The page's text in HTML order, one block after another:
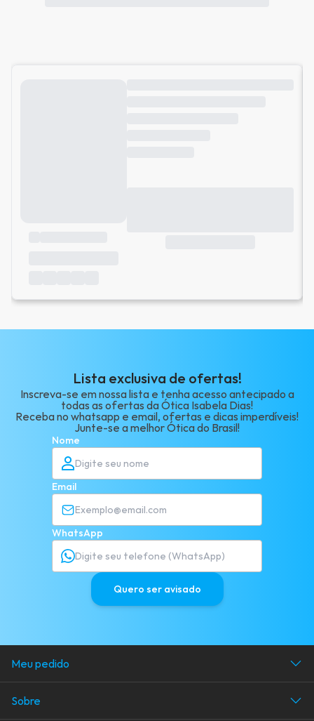
Lista exclusiva de ofertas!
Inscreva-se em nossa lista e tenha acesso antecipado a
todas as ofertas da Ótica Isabela Dias!
Receba no whatsapp e email, ofertas e dicas imperdíveis!
Junte-se a melhor Ótica do Brasil!
Nome
Email
WhatsApp
Quero ser avisado
Meu pedido
Acompanhe seu pedido
Área do cliente
Sobre